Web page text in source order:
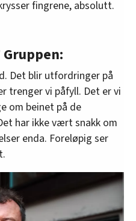
fingrene, absolutt.
Det blir utfordringer på
trenger vi påfyll. Det er vi
om beinet på de
har ikke vært snakk om
enda. Foreløpig ser